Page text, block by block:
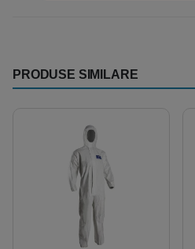
PRODUSE SIMILARE